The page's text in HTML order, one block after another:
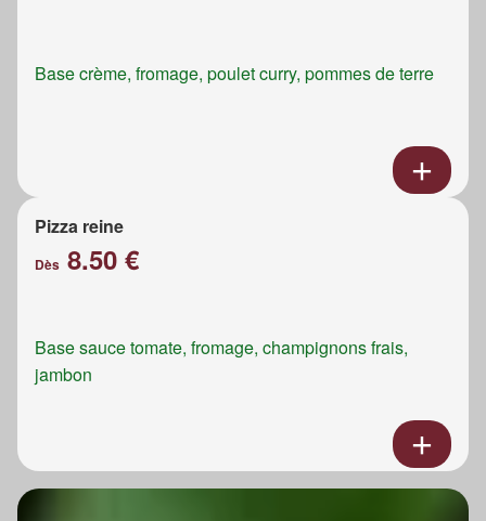
Base crème, fromage, poulet curry, pommes de terre
Pizza reine
Dès 8.50 €
Base sauce tomate, fromage, champignons frais,
jambon